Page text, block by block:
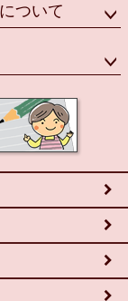
ついて